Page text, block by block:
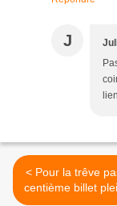
J
< Pour la trêve pascale, un
centième billet
et